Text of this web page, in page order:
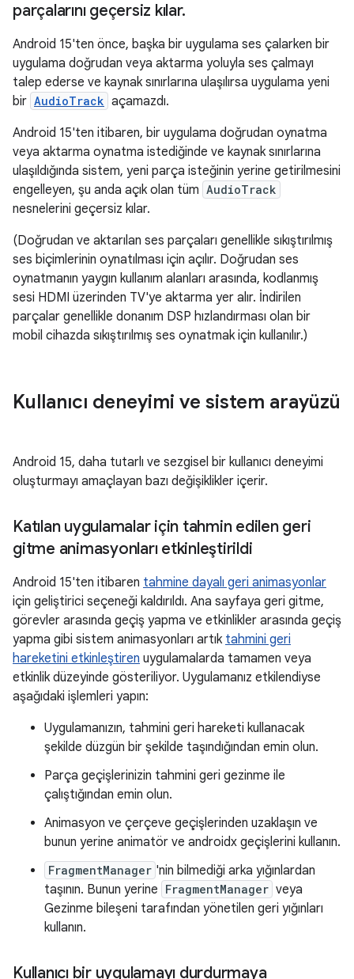
parçalarını geçersiz kılar.
Android 15'ten önce, başka bir uygulama ses çalarken bir
uygulama doğrudan veya aktarma yoluyla ses çalmayı
talep ederse ve kaynak sınırlarına ulaşılırsa uygulama yeni
bir AudioTrack açamazdı.
Android 15'ten itibaren, bir uygulama doğrudan oynatma
veya aktarma oynatma istediğinde ve kaynak sınırlarına
ulaşıldığında sistem, yeni parça isteğinin yerine getirilmesini
engelleyen, şu anda açık olan tüm AudioTrack
nesnelerini geçersiz kılar.
(Doğrudan ve aktarılan ses parçaları genellikle sıkıştırılmış
ses biçimlerinin oynatılması için açılır. Doğrudan ses
oynatmanın yaygın kullanım alanları arasında, kodlanmış
sesi HDMI üzerinden TV'ye aktarma yer alır. İndirilen
parçalar genellikle donanım DSP hızlandırması olan bir
mobil cihazda sıkıştırılmış ses oynatmak için kullanılır.)
Kullanıcı deneyimi ve sistem arayüzü
Android 15, daha tutarlı ve sezgisel bir kullanıcı deneyimi
oluşturmayı amaçlayan bazı değişiklikler içerir.
Katılan uygulamalar için tahmin edilen geri
gitme animasyonları etkinleştirildi
Android 15'ten itibaren tahmine dayalı geri animasyonlar
için geliştirici seçeneği kaldırıldı. Ana sayfaya geri gitme,
görevler arasında geçiş yapma ve etkinlikler arasında geçiş
yapma gibi sistem animasyonları artık tahmini geri
hareketini etkinleştiren uygulamalarda tamamen veya
etkinlik düzeyinde gösteriliyor. Uygulamanız etkilendiyse
aşağıdaki işlemleri yapın:
Uygulamanızın, tahmini geri hareketi kullanacak
şekilde düzgün bir şekilde taşındığından emin olun.
Parça geçişlerinizin tahmini geri gezinme ile
çalıştığından emin olun.
Animasyon ve çerçeve geçişlerinden uzaklaşın ve
bunun yerine animatör ve androidx geçişlerini kullanın.
FragmentManager 'nin bilmediği arka yığınlardan
taşının. Bunun yerine FragmentManager veya
Gezinme bileşeni tarafından yönetilen geri yığınları
kullanın.
Kullanıcı bir uygulamayı durdurmaya